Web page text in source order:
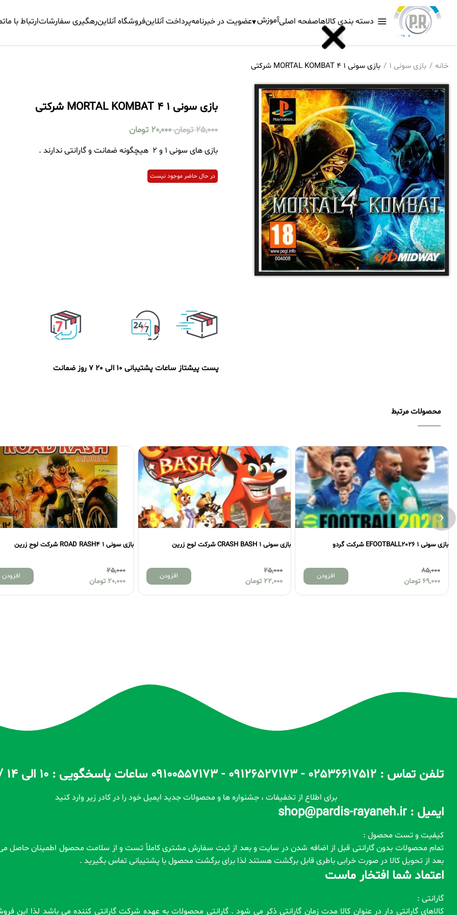
دسته بندی کالاهاصفحه اصلیآموزش عضویت در خبرنامهپرداخت آنلاینفروشگاه آنلاینرهگیری سفارشاتارتباط با ما
خانه بازی سونی 1 بازی سونی 1 MORTAL KOMBAT 4 شرکتی
بازی سونی 1 MORTAL KOMBAT 4 شرکتی
25,000 تومان 20,000 تومان
بازی های سونی 1 و 2 هیچگونه ضمانت و گارانتی ندارند .
در حال حاضر موجود نیست
پست پیشتاز ساعات پشتیبانی 10 الی 20 7 روز ضمانت
محصولات مرتبط
بازی سونی 1 CRASH BASH شرکت لوح زرین
25,000
22,000
تومان
افزودن
بازی سونی 1 ROAD RASH4 شرکت لوح زرین
25,000
20,000
تومان
بازی سونی 1 تامب رایدر 4 شرکت لوح زرین
25,000
20,000
تومان
‹
تلفن تماس : 02536617512 - 09126527173 - 09100557173 ساعات پاسخگویی : 10 الی 14 / 17 الی 22
برای اطلاع از تخفیفات ، جشنواره ها و محصولات جدید ایمیل خود را در کادر زیر وارد کنید
ایمیل : shop@pardis-rayaneh.ir
کیفیت و تست محصول :
بعد از تحویل کالا در صورت خرابی باطری قابل برگشت هستند لذا برای برگشت محصول با پشتیبانی تماس بگیرید .
اعتماد شما افتخار ماست
گارانتی :
کالاهای گارانتی دار در عنوان کالا مدت زمان گارانتی ذکر می شود . گارانتی محصولات به عهده شرکت گارانتی کننده می باشد لذا این